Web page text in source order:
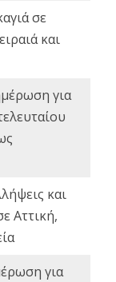
σε
και
για
και
Αττική,
για